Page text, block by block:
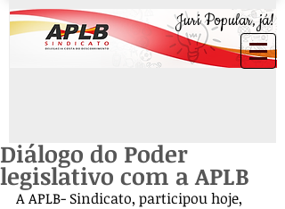
Juri Popular, já!
Diálogo do Poder
legislativo com a APLB
A APLB- Sindicato, participou hoje,